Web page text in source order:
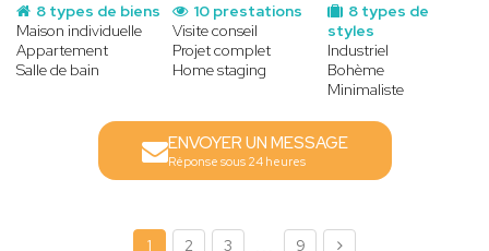
8 types de biens
Maison individuelle
Appartement
Salle de bain
8 types de
styles
Industriel
Bohème
Minimaliste
10 prestations
Visite conseil
Projet complet
Home staging
ENVOYER UN MESSAGE
Réponse sous 24 heures
1 2 3 9